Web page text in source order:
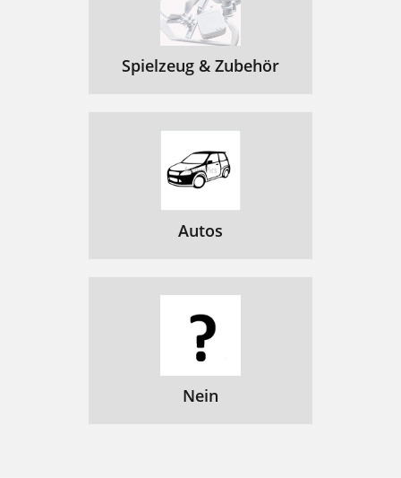
Spielzeug & Zubehör
Autos
Nein